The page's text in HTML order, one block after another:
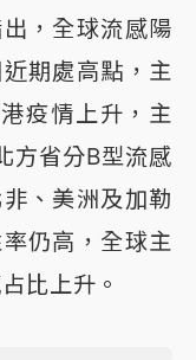
，全球流感陽
期處高點，主
疫情上升，主
方省分B型流感
、美洲及加勒
仍高，全球主
比上升。